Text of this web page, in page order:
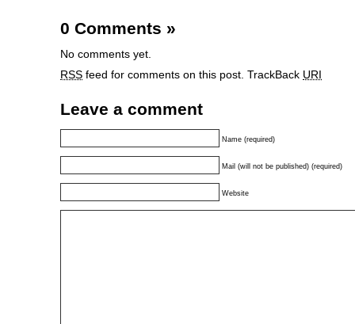
0 Comments »
No comments yet.
RSS feed for comments on this post. TrackBack URI
Leave a comment
Name (required)
Mail (will not be published) (required)
Website